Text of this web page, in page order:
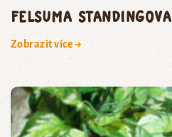
felsuma Standingova
Zobrazit více →